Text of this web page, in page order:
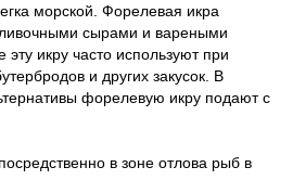
морской. Форелевая икра
сырами и вареными
икру часто используют при
и других закусок. В
форелевую икру подают с
в зоне отлова рыб в